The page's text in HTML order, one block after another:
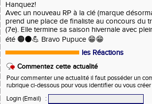
Hanquez!
Avec un nouveau RP à la clé (marque
prend une place de finaliste au concours du
(7e). Elle termine sa saison hivernale avec
été 🟠⚫💪 Bravo Pupuce 😁😁
les Réactions
Commentez cette actualité
Pour commenter une actualité il faut posséder un
rubrique ci-dessous pour vous identifier ou vous
Login (Email)
: